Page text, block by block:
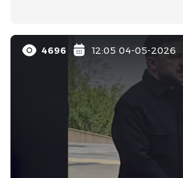
4696 12:05 04-05-2026